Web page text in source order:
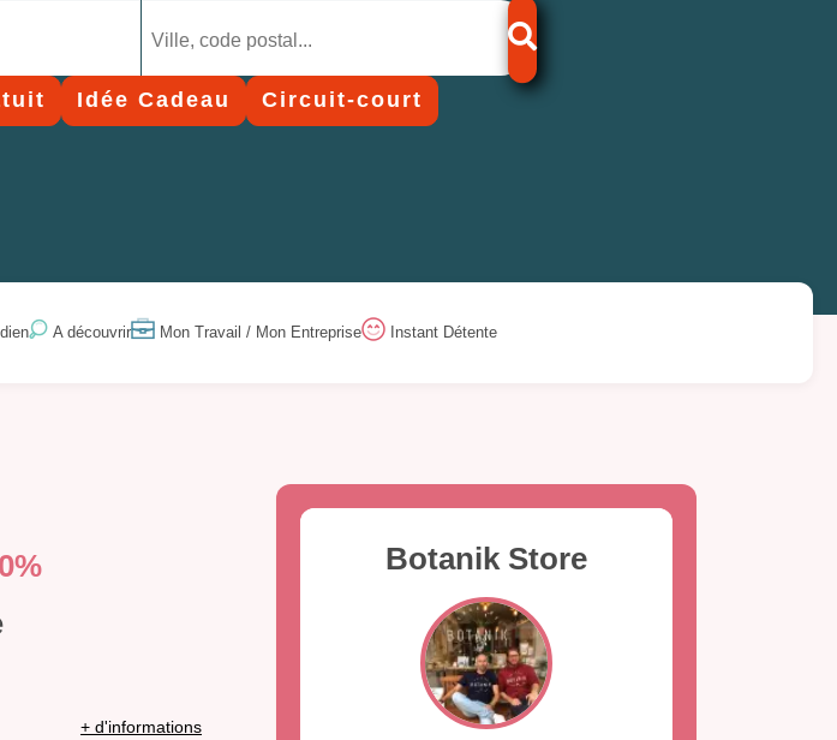
Idée Cadeau Circuit-court
A découvrir Mon Travail / Mon Entreprise Instant Détente
+ d'informations
Botanik Store